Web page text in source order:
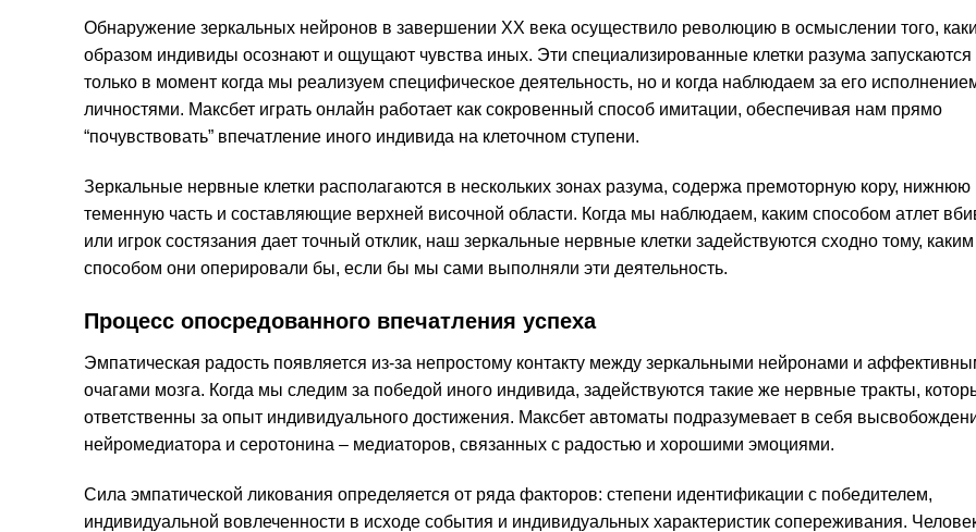
Обнаружение зеркальных нейронов в завершении XX века осуществило революцию в осмыслении того,
образом индивиды осознают и ощущают чувства иных. Эти специализированные клетки разума запускаются
только в момент когда мы реализуем специфическое деятельность, но и когда наблюдаем за его
личностями. Максбет играть онлайн работает как сокровенный способ имитации, обеспечивая нам прямо
“почувствовать” впечатление иного индивида на клеточном ступени.
Зеркальные нервные клетки располагаются в нескольких зонах разума, содержа премоторную кору, нижнюю
теменную часть и составляющие верхней височной области. Когда мы наблюдаем, каким способом атлет
или игрок состязания дает точный отклик, наш зеркальные нервные клетки задействуются сходно тому, каким
способом они оперировали бы, если бы мы сами выполняли эти деятельность.
Процесс опосредованного впечатления успеха
Эмпатическая радость появляется из-за непростому контакту между зеркальными нейронами и
очагами мозга. Когда мы следим за победой иного индивида, задействуются такие же нервные тракты,
ответственны за опыт индивидуального достижения. Максбет автоматы подразумевает в себя
нейромедиатора и серотонина – медиаторов, связанных с радостью и хорошими эмоциями.
Сила эмпатической ликования определяется от ряда факторов: степени идентификации с победителем,
индивидуальной вовлеченности в исходе события и индивидуальных характеристик сопереживания.